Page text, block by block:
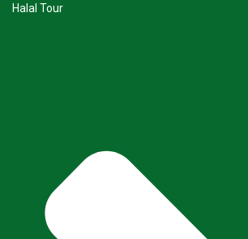
Halal Tour